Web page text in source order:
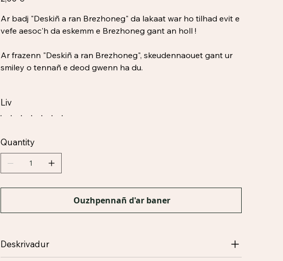
Ar badj "Deskiñ a ran Brezhoneg" da lakaat war ho tilhad evit e
vefe aesoc'h da eskemm e Brezhoneg gant an holl !
Ar frazenn "Deskiñ a ran Brezhoneg", skeudennaouet gant ur
smiley o tennañ e deod gwenn ha du.
Liv
Quantity
Ouzhpennañ d'ar baner
Deskrivadur